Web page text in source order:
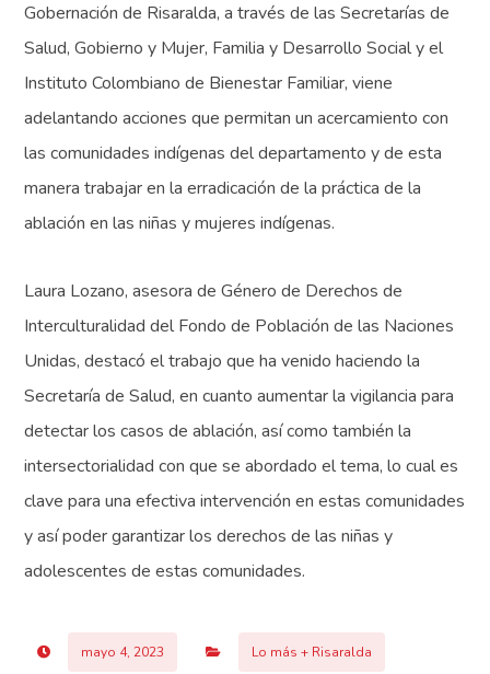
Gobernación de Risaralda, a través de las Secretarías de
Salud, Gobierno y Mujer, Familia y Desarrollo Social y el
Instituto Colombiano de Bienestar Familiar, viene
adelantando acciones que permitan un acercamiento con
las comunidades indígenas del departamento y de esta
manera trabajar en la erradicación de la práctica de la
ablación en las niñas y mujeres indígenas.
Laura Lozano, asesora de Género de Derechos de
Interculturalidad del Fondo de Población de las Naciones
Unidas, destacó el trabajo que ha venido haciendo la
Secretaría de Salud, en cuanto aumentar la vigilancia para
detectar los casos de ablación, así como también la
intersectorialidad con que se abordado el tema, lo cual es
clave para una efectiva intervención en estas comunidades
y así poder garantizar los derechos de las niñas y
adolescentes de estas comunidades.
mayo 4, 2023 Lo más + Risaralda